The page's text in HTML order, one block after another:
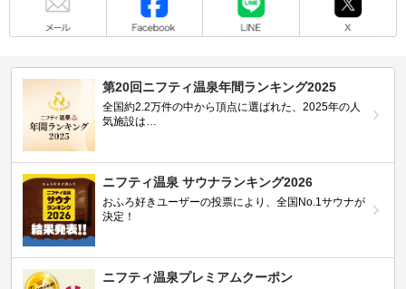
第20回ニフティ温泉年間ランキング2025
全国約2.2万件の中から頂点に選ばれた、2025年の人
気施設は…
ニフティ温泉 サウナランキング2026
おふろ好きユーザーの投票により、全国No.1サウナが
決定！
ニフティ温泉プレミアムクーポン